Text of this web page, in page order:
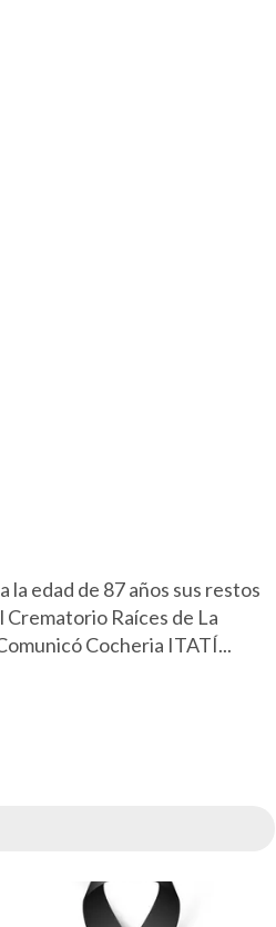
la edad de 87 años sus restos
Crematorio Raíces de La
Cocheria ITATÍ...